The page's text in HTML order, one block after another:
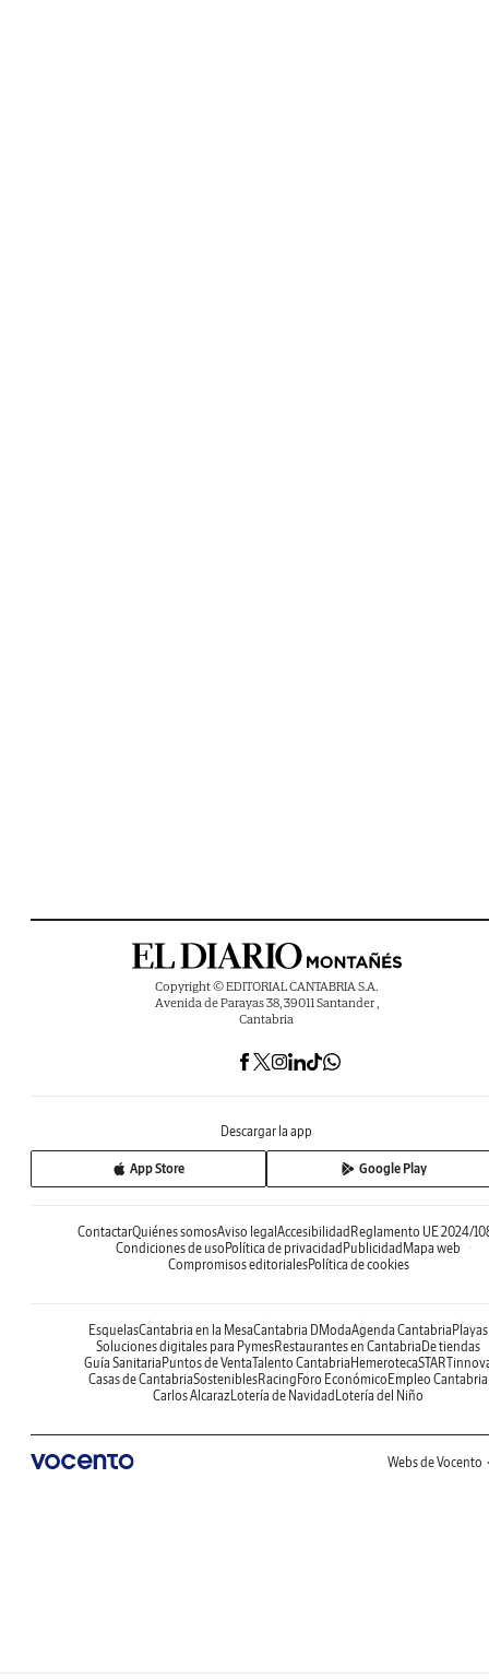
Copyright © EDITORIAL CANTABRIA S.A.
Avenida de Parayas 38, 39011 Santander ,
Cantabria
Descargar la app
App Store Google Play
ContactarQuiénes somosAviso legalAccesibilidadReglamento UE 2024/
Condiciones de usoPolítica de privacidadPublicidadMapa web
Compromisos editorialesPolítica de cookies
EsquelasCantabria en la MesaCantabria DModaAgenda CantabriaPlayas
Soluciones digitales para PymesRestaurantes en CantabriaDe tiendas
Guía SanitariaPuntos de VentaTalento CantabriaHemeroteca
Casas de CantabriaSosteniblesRacingForo EconómicoEmpleo Cantabria
Carlos AlcarazLotería de NavidadLotería del Niño
Webs de Vocento